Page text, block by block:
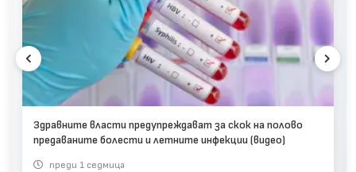
Здравните власти предупреждават за скок на полово
предаваните болести и летните инфекции (видео)
преди 1 седмица